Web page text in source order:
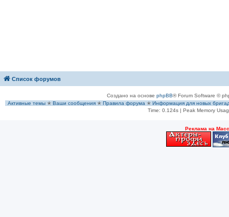
Список форумов
Создано на основе phpBB® Forum Software ©
Активные темы ✭ Ваши сообщения ✭ Правила форума ✭ Информация для новых
Time: 0.124s| Peak Memory
Рeклама на